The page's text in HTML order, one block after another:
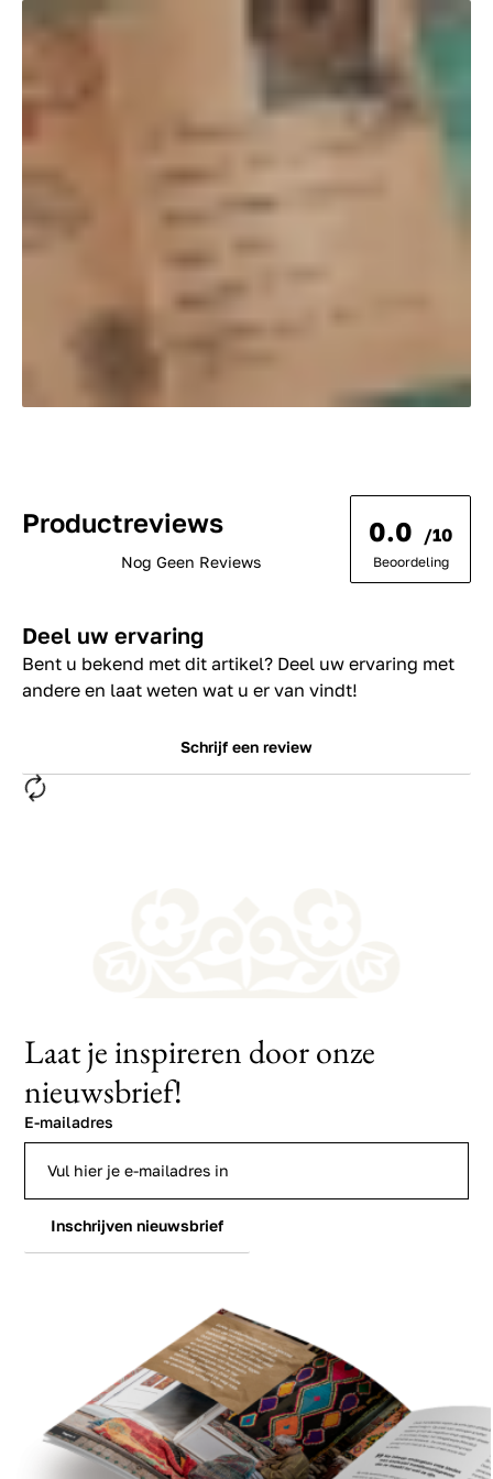
Productreviews
Nog Geen Reviews
0.0 /10
Beoordeling
Deel uw ervaring
Bent u bekend met dit artikel? Deel uw ervaring met
andere en laat weten wat u er van vindt!
Schrijf een review
Laat je inspireren door onze
nieuwsbrief!
E-mailadres
Inschrijven nieuwsbrief